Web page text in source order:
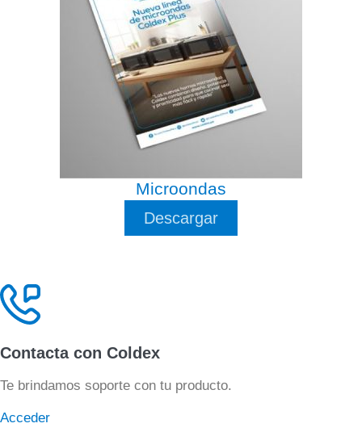
Microondas
Descargar
Contacta con Coldex
Te brindamos soporte con tu producto.
Acceder